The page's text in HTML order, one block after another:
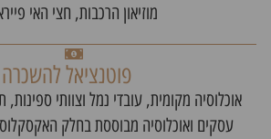
מוזיאון הרכבות, חצי האי
פוטנציאל להשכרה
אוכלוסיה מקומית, עובדי נמל וצוותי ספינות,
עסקים ואוכלוסיה מבוססת בחלק